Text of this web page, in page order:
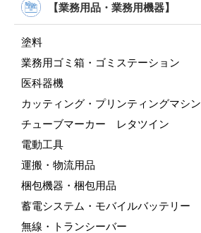
【業務用品・業務用機器】
塗料
業務用ゴミ箱・ゴミステーション
医科器機
カッティング・プリンティングマシン
チューブマーカー レタツイン
電動工具
運搬・物流用品
梱包機器・梱包用品
蓄電システム・モバイルバッテリー
無線・トランシーバー